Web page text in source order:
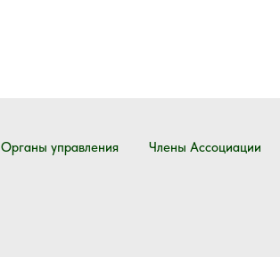
Органы управления Члены Ассоциации